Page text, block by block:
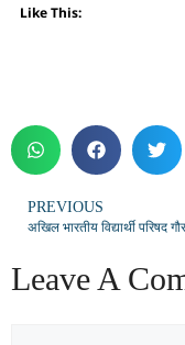
Like This:
PREVIOUS
Leave A